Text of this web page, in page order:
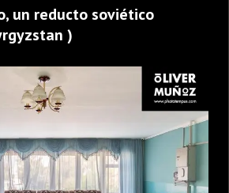
un reducto soviético
)